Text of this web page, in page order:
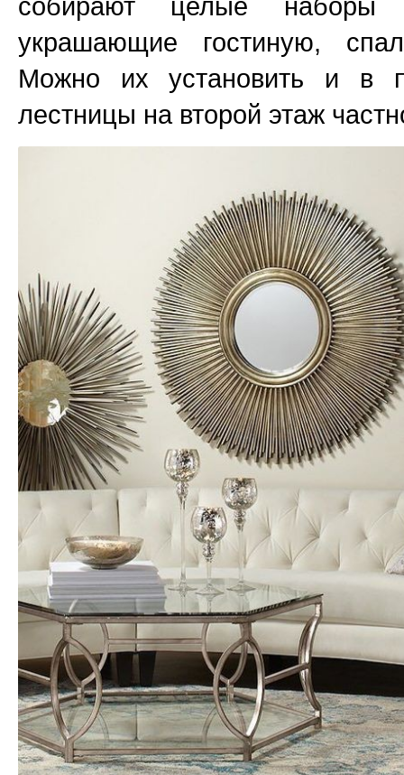
собирают целые наборы
украшающие гостиную,
Можно их установить и в
лестницы на второй этаж